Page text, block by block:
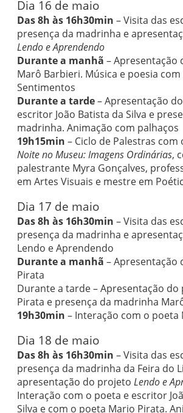
Dia 16 de maio
Das 8h às 16h30min – Visita das
presença da madrinha e
Lendo e Aprendendo
Durante a manhã – Apresentação
Marô Barbieri. Música e poesia
Sentimentos
Durante a tarde– Apresentação
escritor João Batista da Silva e
madrinha. Animação com palhaços
19h15min – Ciclo de Palestras com
Noite no Museu: Imagens Ordinárias,
palestrante Myra Gonçalves,
em Artes Visuais e mestre em
Dia 17 de maio
Das 8h às 16h30min – Visita das
presença da madrinha e
Lendo e Aprendendo
Durante a manhã – Apresentação
Pirata
Durante a tarde – Apresentação do
Pirata e presença da madrinha
19h30min – Interação com o poeta
Dia 18 de maio
Das 8h às 16h30min – Visita das
presença da madrinha da Feira do
apresentação do projeto Lendo e
Interação com o poeta e escritor
Silva e com o poeta Mario Pirata.